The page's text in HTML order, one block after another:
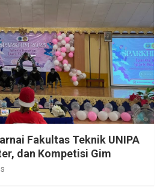
Fakultas Teknik UNIPA
dan Kompetisi Gim